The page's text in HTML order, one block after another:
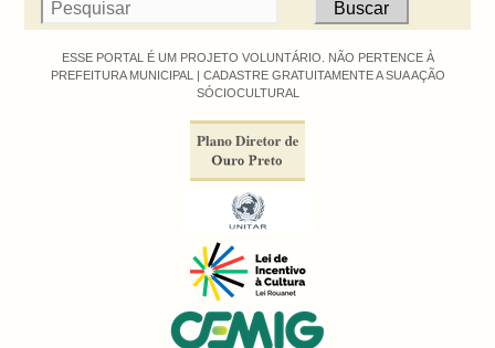
ESSE PORTAL É UM PROJETO VOLUNTÁRIO. NÃO PERTENCE À
PREFEITURA MUNICIPAL | CADASTRE GRATUITAMENTE A SUA AÇÃO
SÓCIOCULTURAL